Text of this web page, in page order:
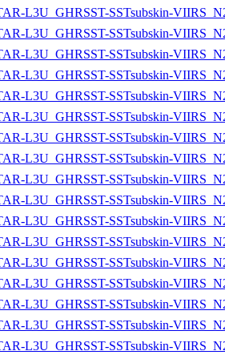
L3U_GHRSST-SSTsubskin-
L3U_GHRSST-SSTsubskin-
L3U_GHRSST-SSTsubskin-
L3U_GHRSST-SSTsubskin-
L3U_GHRSST-SSTsubskin-
L3U_GHRSST-SSTsubskin-
L3U_GHRSST-SSTsubskin-
L3U_GHRSST-SSTsubskin-
L3U_GHRSST-SSTsubskin-
L3U_GHRSST-SSTsubskin-
L3U_GHRSST-SSTsubskin-
L3U_GHRSST-SSTsubskin-
L3U_GHRSST-SSTsubskin-
L3U_GHRSST-SSTsubskin-
L3U_GHRSST-SSTsubskin-
L3U_GHRSST-SSTsubskin-
L3U_GHRSST-SSTsubskin-